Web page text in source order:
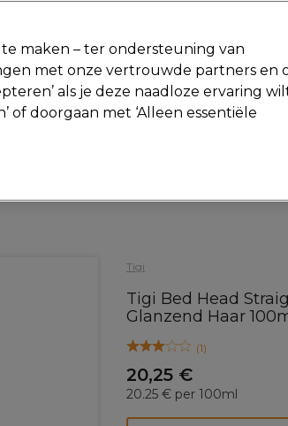
Salon interieur Mannen Vegan
Tigi
Tigi Bed Head
Glanzend Haar
(1)
20,25 €
20.25 € per 100ml
maken – ter ondersteuning van
met onze vertrouwde partners en
als je deze naadloze ervaring
of doorgaan met ‘Alleen essentiële